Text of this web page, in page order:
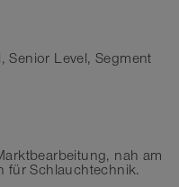
Senior Level, Segment
nah am
für Schlauchtechnik.